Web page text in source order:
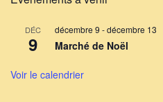
DÉC
9
décembre 9 -décembre 13
Marché de Noël
Voir le calendrier